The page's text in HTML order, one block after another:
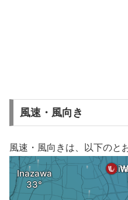
風速・風向き
風速・風向きは、以下のと